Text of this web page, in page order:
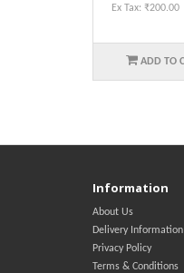
Ex Tax: ₹200.00
ADD TO
Information
About Us
Delivery Information
Privacy Policy
Terms & Conditions